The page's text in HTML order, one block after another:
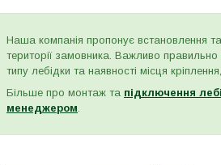
Наша компанія пропонує встановлення
території замовника. Важливо
типу лебідки та наявності місця
Більше про монтаж та підключення
менеджером